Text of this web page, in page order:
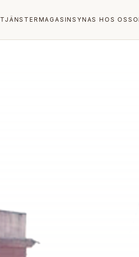
TJÄNSTER MAGASINSYNAS HOS OSS